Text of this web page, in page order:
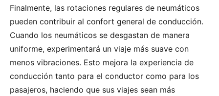
Finalmente, las rotaciones regulares de neumáticos
pueden contribuir al confort general de conducción.
Cuando los neumáticos se desgastan de manera
uniforme, experimentará un viaje más suave con
menos vibraciones. Esto mejora la experiencia de
conducción tanto para el conductor como para los
pasajeros, haciendo que sus viajes sean más